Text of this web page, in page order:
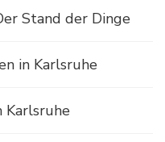
Stand der Dinge
in Karlsruhe
Karlsruhe